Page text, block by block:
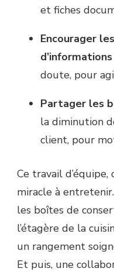
et fiches
Encourager
d’informations
doute, pour
Partager les
la diminution
client, pour
Ce travail
miracle à
les boîtes de
l’étagère de la
un rangement
Et puis, une